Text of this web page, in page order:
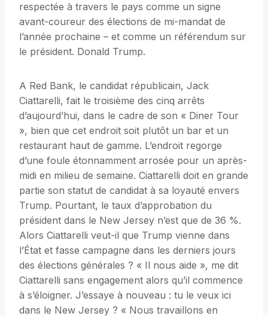
respectée à travers le pays comme un signe
avant-coureur des élections de mi-mandat de
l’année prochaine – et comme un référendum sur
le président. Donald Trump.
A Red Bank, le candidat républicain, Jack
Ciattarelli, fait le troisième des cinq arrêts
d’aujourd’hui, dans le cadre de son « Diner Tour
», bien que cet endroit soit plutôt un bar et un
restaurant haut de gamme. L’endroit regorge
d’une foule étonnamment arrosée pour un après-
midi en milieu de semaine. Ciattarelli doit en grande
partie son statut de candidat à sa loyauté envers
Trump. Pourtant, le taux d’approbation du
président dans le New Jersey n’est que de 36 %.
Alors Ciattarelli veut-il que Trump vienne dans
l’État et fasse campagne dans les derniers jours
des élections générales ? « Il nous aide », me dit
Ciattarelli sans engagement alors qu’il commence
à s’éloigner. J’essaye à nouveau : tu le veux ici
dans le New Jersey ? « Nous travaillons en